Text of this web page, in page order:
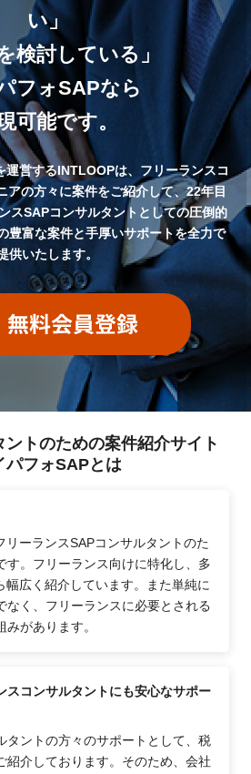
い」
検討している」
フォSAPなら
可能です。
運営するINTLOOPは、フリーランスコ
アの方々に案件をご紹介して、22年目
スSAPコンサルタントとしての圧倒的
豊富な案件と手厚いサポートを全力で
供いたします。
ントのための案件紹介サイト
パフォSAPとは
リーランスSAPコンサルタントのた
す。フリーランス向けに特化し、多
幅広く紹介しています。また単純に
なく、フリーランスに必要とされる
があります。
スコンサルタントにも安心なサポー
タントの方々のサポートとして、税
紹介しております。そのため、会社